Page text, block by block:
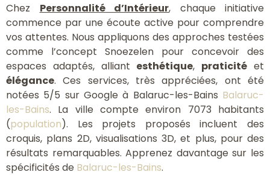
Chez Personnalité d’Intérieur, chaque initiative
commence par une écoute active pour comprendre
vos attentes. Nous appliquons des approches testées
comme l’concept Snoezelen pour concevoir des
espaces adaptés, alliant esthétique, praticité et
élégance. Ces services, très appréciées, ont été
notées 5/5 sur Google à Balaruc-les-Bains Balaruc-
les-Bains. La ville compte environ 7073 habitants
(population). Les projets proposés incluent des
croquis, plans 2D, visualisations 3D, et plus, pour des
résultats remarquables. Apprenez davantage sur les
spécificités de Balaruc-les-Bains.